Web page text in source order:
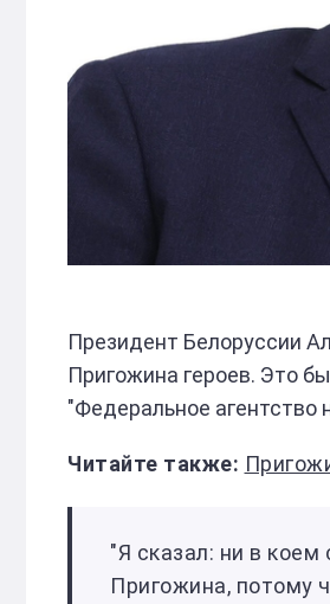
Президент Белоруссии
Пригожина героев. Это
"Федеральное агентство
"Я сказал: ни в коем
Пригожина, потому